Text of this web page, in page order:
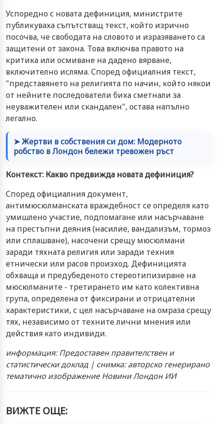
Успоредно с новата дефиниция, министрите
публикуваха съпътстващ текст, който изрично
посочва, че свободата на словото и изразяването са
защитени от закона. Това включва правото на
критика или осмиване на дадено вярване,
включително исляма. Според официалния текст,
"представянето на религията по начин, който някои
от нейните последователи биха сметнали за
неуважителен или скандален", остава напълно
легално.
➤ Жертви в собствения си дом: Модерното
робство в Лондон бележи тревожен ръст
Контекст: Какво предвижда новата дефиниция?
Според официалния документ,
антимюсюлманската враждебност се определя като
умишлено участие, подпомагане или насърчаване
на престъпни деяния (насилие, вандализъм, тормоз
или сплашване), насочени срещу мюсюлмани
заради тяхната религия или заради техния
етнически или расов произход. Дефиницията
обхваща и предубеденото стереотипизиране на
мюсюлманите - третирането им като колективна
група, определена от фиксирани и отрицателни
характеристики, с цел насърчаване на омраза срещу
тях, независимо от техните лични мнения или
действия като индивиди.
информация: Предоставен правителствен и
статистически доклад | снимка: авторско генерирано
тематично изображение Новини Лондон ИИ
ВИЖТЕ ОЩЕ: